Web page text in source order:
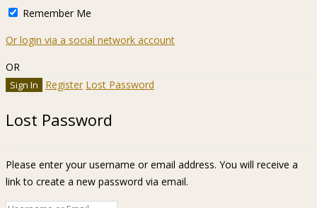
Remember Me
Or login via a social network account
OR
Register Lost Password
Lost Password
Please enter your username or email address. You will receive a
link to create a new password via email.